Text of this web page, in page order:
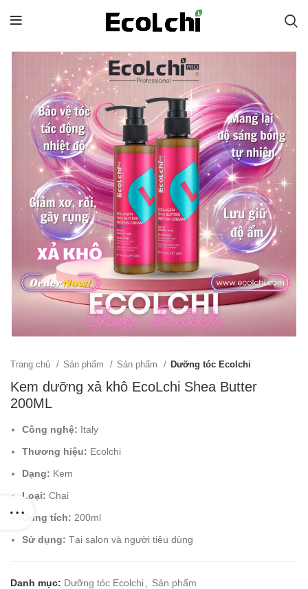
Trang chủ Sản phẩm Sản phẩm Dưỡng tóc Ecolchi
Kem dưỡng xả khô EcoLchi Shea Butter
200ML
Công nghệ: Italy
Thương hiệu: Ecolchi
Dạng: Kem
Loại: Chai
Dung tích: 200ml
Sử dụng: Tại salon và người tiêu dùng
Danh mục: Dưỡng tóc Ecolchi
Sản phẩm